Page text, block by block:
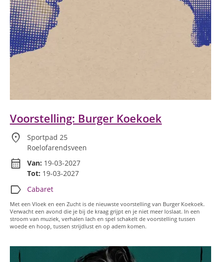
Voorstelling: Burger Koekoek
location_on
Sportpad 25
Roelofarendsveen
calendar_month Van: 19-03-2027
Tot: 19-03-2027
label Cabaret
Met een Vloek en een Zucht is de nieuwste voorstelling van Burger Koekoek.
Verwacht een avond die je bij de kraag grijpt en je niet meer loslaat. In een
stroom van muziek, verhalen lach en spel schakelt de voorstelling tussen
woede en hoop, tussen strijdlust en op adem komen.